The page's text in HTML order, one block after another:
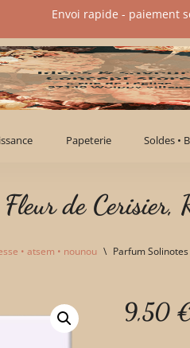
Envoi rapide - paiement
Papeterie Soldes •
de Cerisier,
• atsem • nounou \ Parfum
9,50